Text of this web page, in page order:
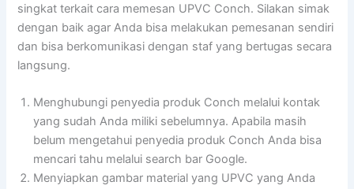
singkat terkait cara memesan UPVC Conch. Silakan simak
dengan baik agar Anda bisa melakukan pemesanan sendiri
dan bisa berkomunikasi dengan staf yang bertugas secara
langsung.
Menghubungi penyedia produk Conch melalui kontak
yang sudah Anda miliki sebelumnya. Apabila masih
belum mengetahui penyedia produk Conch Anda bisa
mencari tahu melalui search bar Google.
Menyiapkan gambar material yang UPVC yang Anda